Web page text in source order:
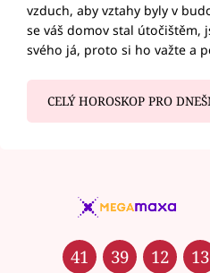
vzduch, aby vztahy byly v
se váš domov stal útočištěm,
svého já, proto si ho važte a
CELÝ HOROSKOP PRO
41 39 12 13